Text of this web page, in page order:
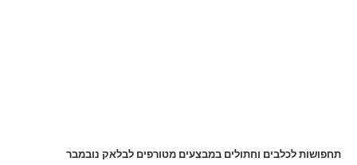
תחפושות לכלבים וחתולים במבצעים מטורפים לבלאק נובמבר